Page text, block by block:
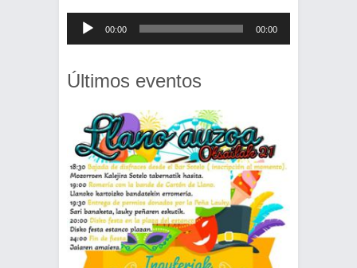
Reproductor
00:00 00:00
Últimos eventos